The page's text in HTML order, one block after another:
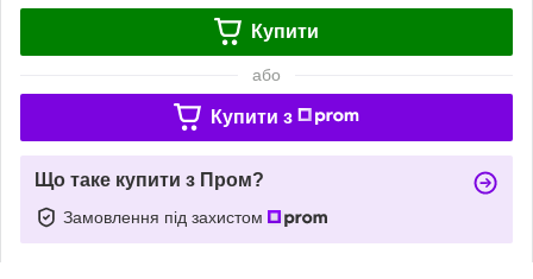
Купити
або
Купити з
Що таке купити з Пром?
Замовлення під захистом